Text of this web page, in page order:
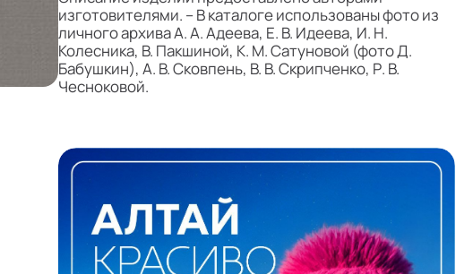
изготовителями. – В каталоге использованы фото из
личного архива А. А. Адеева, Е. В. Идеева, И. Н.
Колесника, В. Пакшиной, К. М. Сатуновой (фото Д.
Бабушкин), А. В. Сковпень, В. В. Скрипченко, Р. В.
Чесноковой.